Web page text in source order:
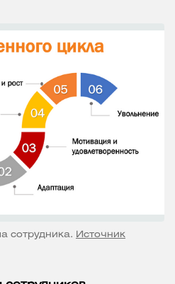
сотрудника. Источник